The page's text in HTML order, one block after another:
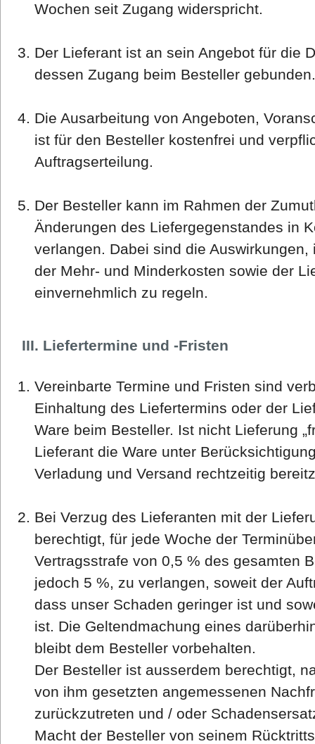
Wochen seit Zugang widerspricht.
Der Lieferant ist an sein Angebot für die
dessen Zugang beim Besteller gebunden.
Die Ausarbeitung von Angeboten,
ist für den Besteller kostenfrei und
Auftragserteilung.
Der Besteller kann im Rahmen der
Änderungen des Liefergegenstandes in
verlangen. Dabei sind die
der Mehr- und Minderkosten sowie der
einvernehmlich zu regeln.
III. Liefertermine und -Fristen
Vereinbarte Termine und Fristen sind
Einhaltung des Liefertermins oder der
Ware beim Besteller. Ist nicht Lieferung
Lieferant die Ware unter
Verladung und Versand rechtzeitig
Bei Verzug des Lieferanten mit der
berechtigt, für jede Woche der
Vertragsstrafe von 0,5 % des gesamten
jedoch 5 %, zu verlangen, soweit der
dass unser Schaden geringer ist und
ist. Die Geltendmachung eines
bleibt dem Besteller vorbehalten.
Der Besteller ist ausserdem berechtigt,
von ihm gesetzten angemessenen
zurückzutreten und / oder
Macht der Besteller von seinem